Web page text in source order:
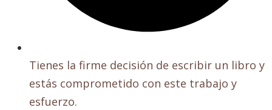
Tienes la firme decisión de escribir un libro y
estás comprometido con este trabajo y
esfuerzo.